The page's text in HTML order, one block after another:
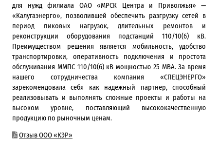
для нужд филиала ОАО «МРСК Центра и Приволжья» —
«Калугаэнерго», позволившей обеспечить разгрузку сетей в
период пиковых нагрузок, длительных ремонтов и
реконструкции оборудования подстанций 110/10(6) кВ.
Преимуществом решения является мобильность, удобство
транспортировки, оперативность подключения и простота
обслуживания ММПС 110/10(6) кВ мощностью 25 МВА. За время
нашего сотрудничества компания «СПЕЦЭНЕРГО»
зарекомендовала себя как надежный партнер, способный
реализовывать и выполнять сложные проекты и работы на
высоком уровне, поставляющий высококачественную
продукцию по рыночным ценам.
Отзыв ООО «КЭР»